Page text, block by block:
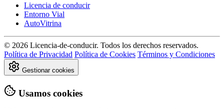
Licencia de conducir
Entorno Vial
AutoVitrina
© 2026 Licencia-de-conducir. Todos los derechos reservados.
Política de Privacidad Política de Cookies Términos y Condiciones
Gestionar cookies
Usamos cookies